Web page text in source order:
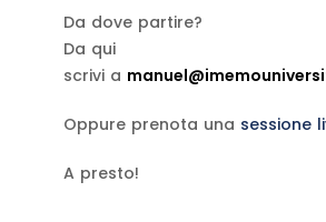
Da dove partire?
Da qui
scrivi a
Oppure prenota una sessione
A presto!